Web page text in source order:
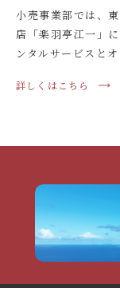
小売事業部では、
店「楽羽亭江一」
ンタルサービスと
詳しくはこちら